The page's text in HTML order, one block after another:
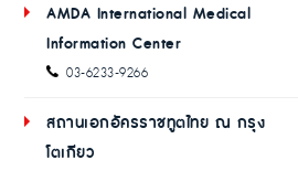
AMDA International Medical
Information Center
03-6233-9266
สถานเอกอัครราชทูตไทย ณ กรุง
โตเกียว